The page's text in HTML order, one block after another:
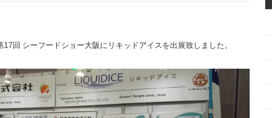
回 シーフードショー大阪にリキッドアイスを出展致しました。